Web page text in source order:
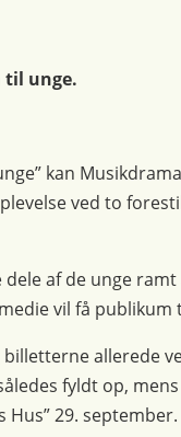
til unge.
kan
ved to
af de unge
vil få publikum
allerede
fyldt op,
Hus” 29. september.